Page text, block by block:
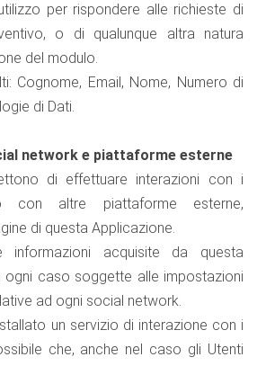
per rispondere alle richieste di
o di qualunque altra natura
del modulo.
Cognome, Email, Nome, Numero di
di Dati.
network e piattaforme esterne
di effettuare interazioni con i
con altre piattaforme esterne,
di questa Applicazione.
acquisite da questa
ogni caso soggette alle impostazioni
ad ogni social network.
un servizio di interazione con i
che, anche nel caso gli Utenti